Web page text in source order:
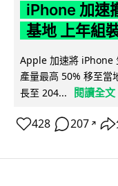
iPhone 加速
基地 上年組
Apple 加速將 iPhone
產量最高 50% 移至當
長至 204...
閱讀全文
428 207 ↗